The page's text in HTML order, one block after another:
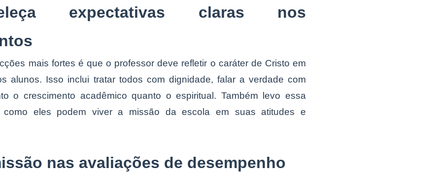
expectativas claras nos
mais fortes é que o professor deve refletir o caráter de Cristo em
alunos. Isso inclui tratar todos com dignidade, falar a verdade com
o crescimento acadêmico quanto o espiritual. Também levo essa
como eles podem viver a missão da escola em suas atitudes e
nas avaliações de desempenho